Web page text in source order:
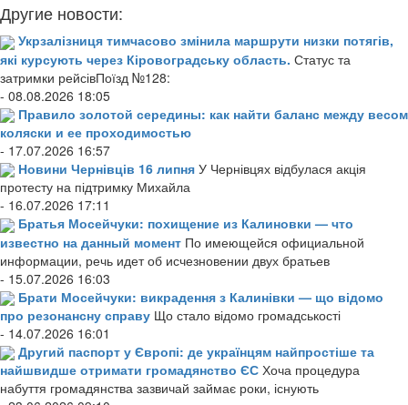
Другие новости:
Укрзалізниця тимчасово змінила маршрути низки потягів,
які курсують через Кіровоградську область. Статус та
затримки рейсівПоїзд №128:
- 08.08.2026 18:05
Правило золотой середины: как найти баланс между весом
коляски и ее проходимостью
- 17.07.2026 16:57
Новини Чернівців 16 липня У Чернівцях відбулася акція
протесту на підтримку Михайла
- 16.07.2026 17:11
Братья Мосейчуки: похищение из Калиновки — что
известно на данный момент По имеющейся официальной
информации, речь идет об исчезновении двух братьев
- 15.07.2026 16:03
Брати Мосейчуки: викрадення з Калинівки — що відомо
про резонансну справу Що стало відомо громадськості
- 14.07.2026 16:01
Другий паспорт у Європі: де українцям найпростіше та
найшвидше отримати громадянство ЄС Хоча процедура
набуття громадянства зазвичай займає роки, існують